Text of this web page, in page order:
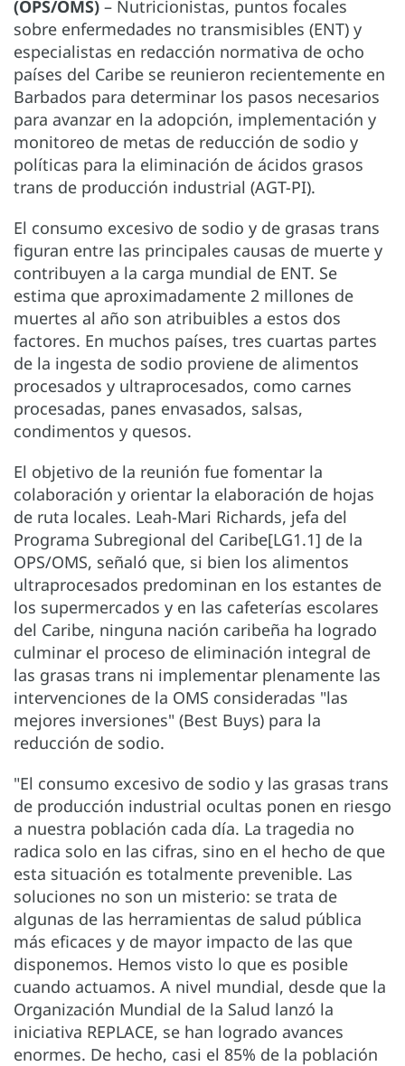
(OPS/OMS) – Nutricionistas, puntos focales
sobre enfermedades no transmisibles (ENT) y
especialistas en redacción normativa de ocho
países del Caribe se reunieron recientemente en
Barbados para determinar los pasos necesarios
para avanzar en la adopción, implementación y
monitoreo de metas de reducción de sodio y
políticas para la eliminación de ácidos grasos
trans de producción industrial (AGT-PI).
El consumo excesivo de sodio y de grasas trans
figuran entre las principales causas de muerte y
contribuyen a la carga mundial de ENT. Se
estima que aproximadamente 2 millones de
muertes al año son atribuibles a estos dos
factores. En muchos países, tres cuartas partes
de la ingesta de sodio proviene de alimentos
procesados y ultraprocesados, como carnes
procesadas, panes envasados, salsas,
condimentos y quesos.
El objetivo de la reunión fue fomentar la
colaboración y orientar la elaboración de hojas
de ruta locales. Leah-Mari Richards, jefa del
Programa Subregional del Caribe[LG1.1] de la
OPS/OMS, señaló que, si bien los alimentos
ultraprocesados predominan en los estantes de
los supermercados y en las cafeterías escolares
del Caribe, ninguna nación caribeña ha logrado
culminar el proceso de eliminación integral de
las grasas trans ni implementar plenamente las
intervenciones de la OMS consideradas "las
mejores inversiones" (Best Buys) para la
reducción de sodio.
"El consumo excesivo de sodio y las grasas trans
de producción industrial ocultas ponen en riesgo
a nuestra población cada día. La tragedia no
radica solo en las cifras, sino en el hecho de que
esta situación es totalmente prevenible. Las
soluciones no son un misterio: se trata de
algunas de las herramientas de salud pública
más eficaces y de mayor impacto de las que
disponemos. Hemos visto lo que es posible
cuando actuamos. A nivel mundial, desde que la
Organización Mundial de la Salud lanzó la
iniciativa REPLACE, se han logrado avances
enormes. De hecho, casi el 85% de la población